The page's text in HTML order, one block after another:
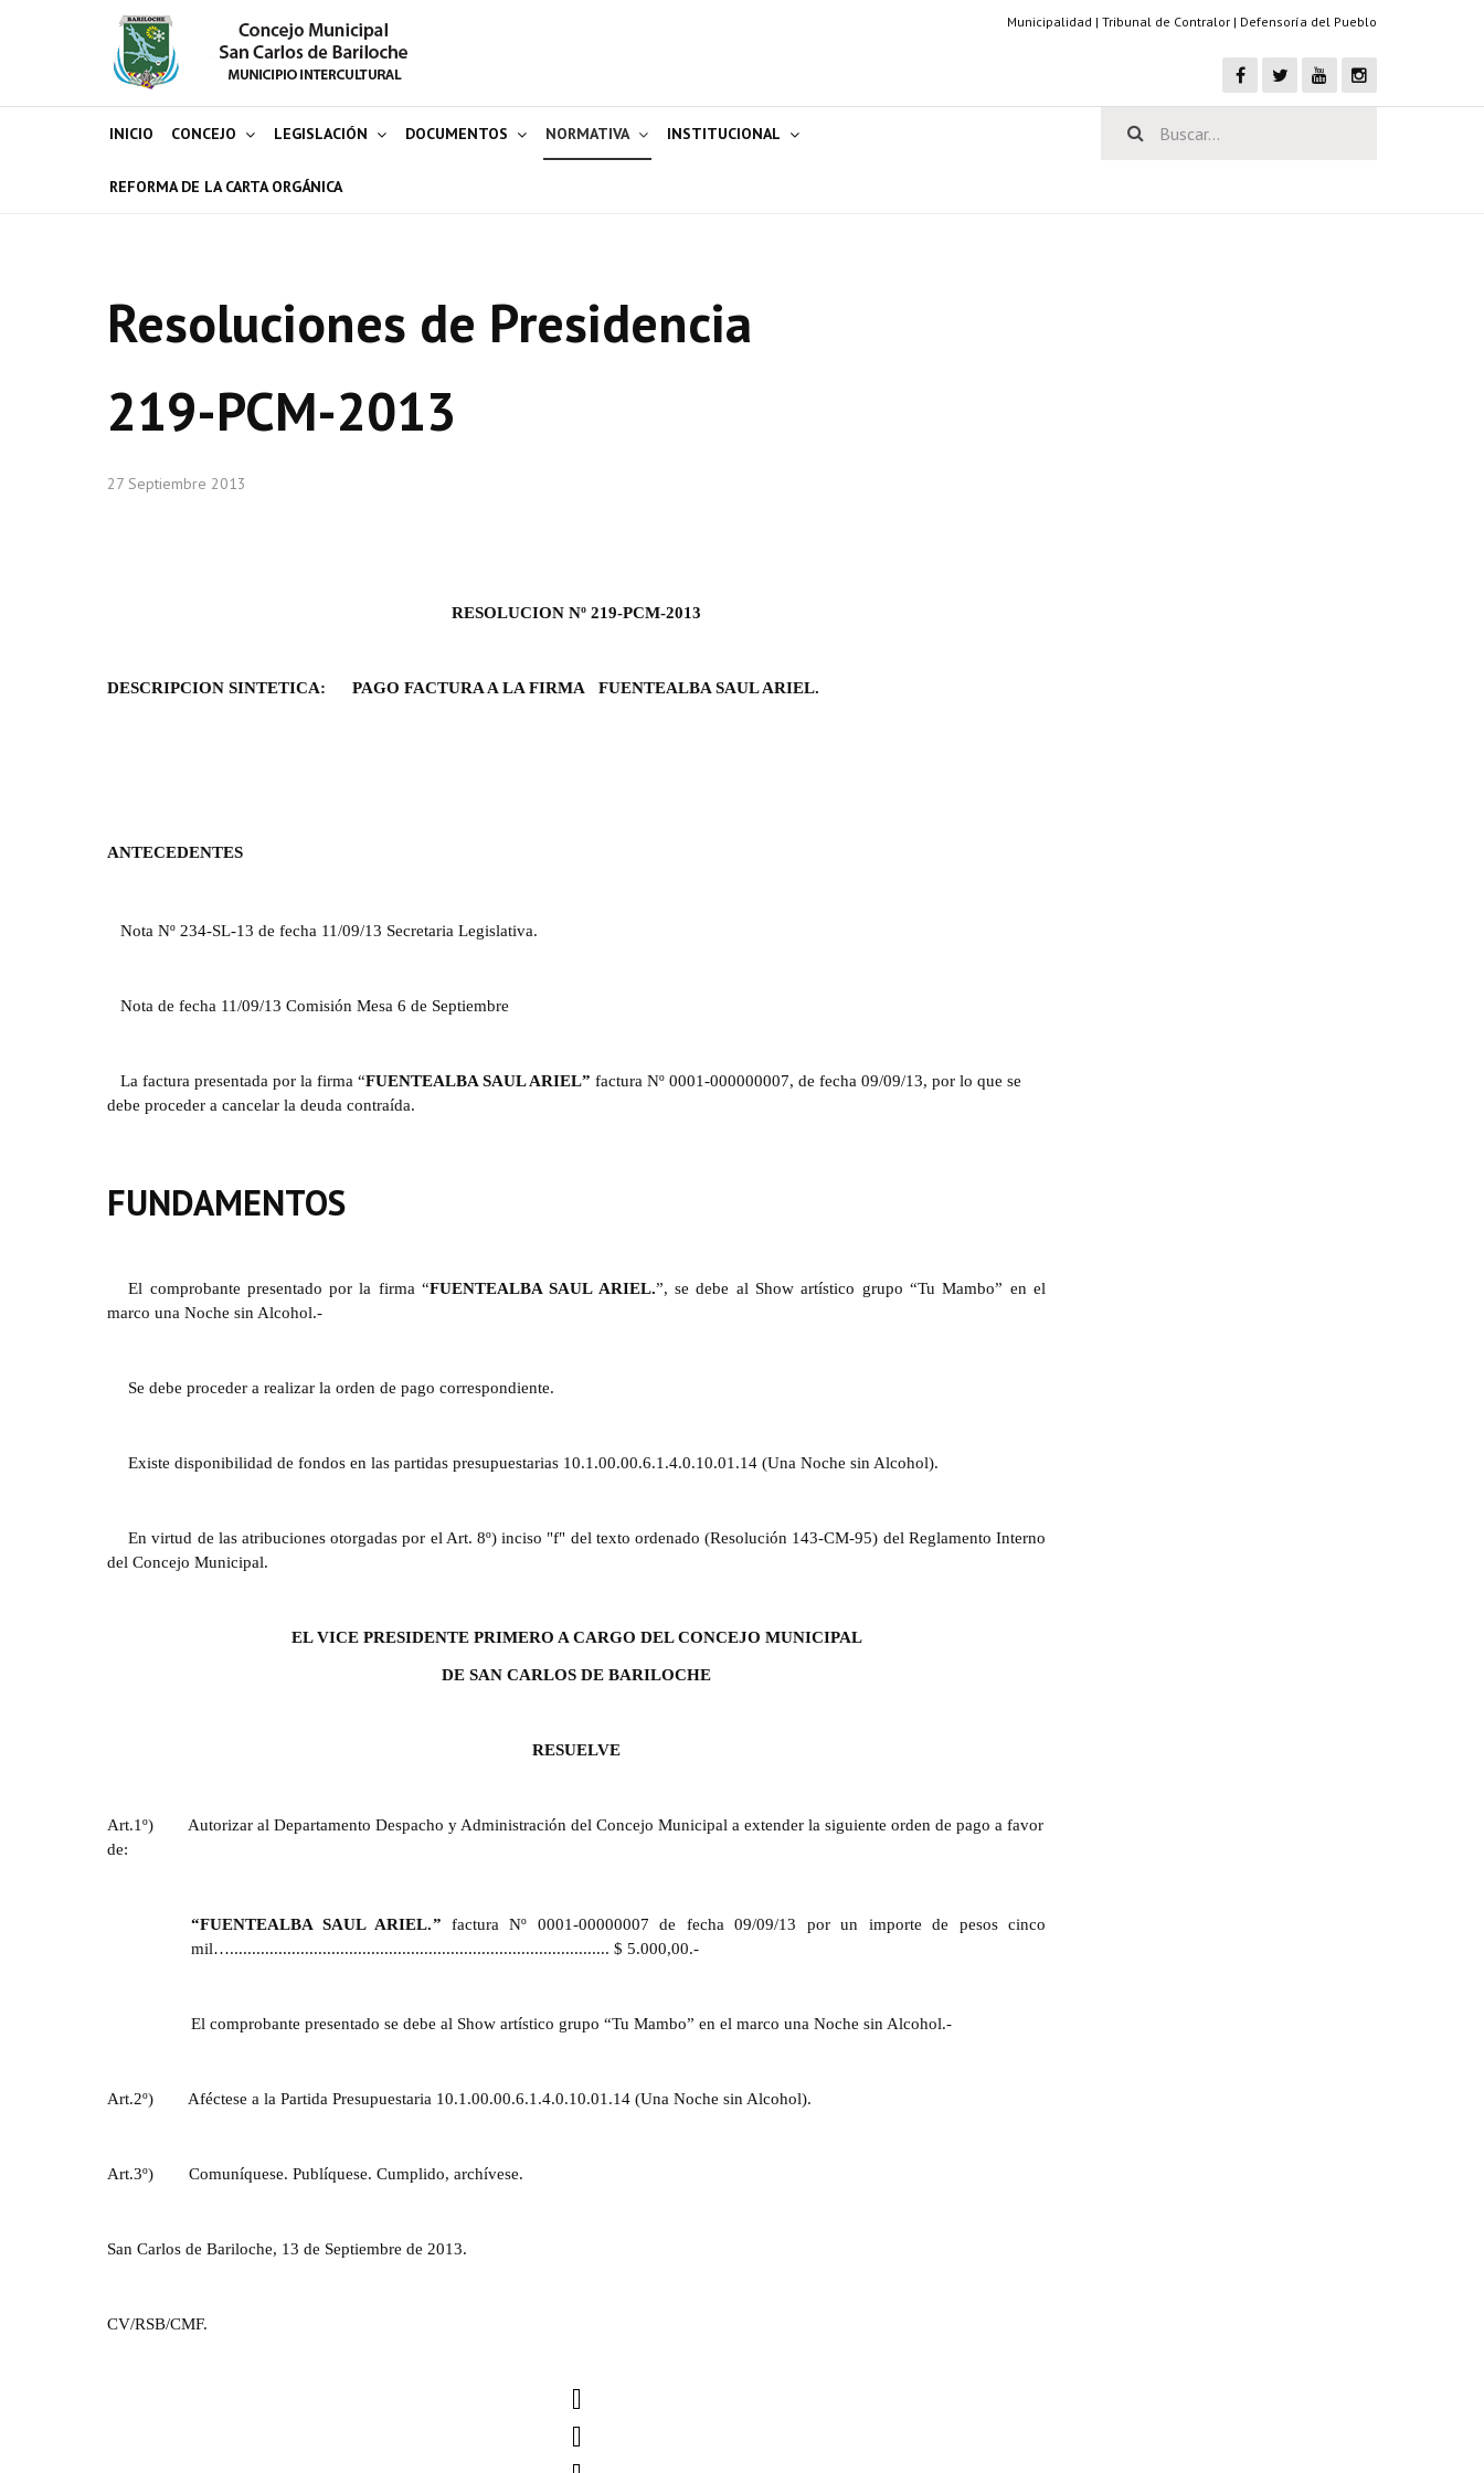
Municipalidad | Tribunal de Contralor | Defensoría del Pueblo
INICIO CONCEJO LEGISLACIÓN DOCUMENTOS NORMATIVA INSTITUCIONAL
REFORMA DE LA CARTA ORGÁNICA
Resoluciones de Presidencia
219-PCM-2013
27 Septiembre 2013
RESOLUCION Nº 219-PCM-2013
DESCRIPCION SINTETICA: PAGO FACTURA A LA FIRMA FUENTEALBA SAUL ARIEL.
ANTECEDENTES
Nota Nº 234-SL-13 de fecha 11/09/13 Secretaria Legislativa.
Nota de fecha 11/09/13 Comisión Mesa 6 de Septiembre
La factura presentada por la firma “FUENTEALBA SAUL ARIEL” factura Nº 0001-000000007, de fecha 09/09/13, por lo que se
debe proceder a cancelar la deuda contraída.
FUNDAMENTOS
El comprobante presentado por la firma “FUENTEALBA SAUL ARIEL.”, se debe al Show artístico grupo “Tu Mambo” en el
marco una Noche sin Alcohol.-
Se debe proceder a realizar la orden de pago correspondiente.
Existe disponibilidad de fondos en las partidas presupuestarias 10.1.00.00.6.1.4.0.10.01.14 (Una Noche sin Alcohol).
En virtud de las atribuciones otorgadas por el Art. 8º) inciso "f" del texto ordenado (Resolución 143-CM-95) del Reglamento Interno
del Concejo Municipal.
EL VICE PRESIDENTE PRIMERO A CARGO DEL CONCEJO MUNICIPAL
DE SAN CARLOS DE BARILOCHE
RESUELVE
Art.1º)
Autorizar al Departamento Despacho y Administración del Concejo Municipal a extender la siguiente orden de pago a favor
de:
“FUENTEALBA SAUL ARIEL.” factura Nº 0001-00000007 de fecha 09/09/13 porun importe de pesos cinco
mil…...................................................................................... $ 5.000,00.-
El comprobante presentado se debe al Show artístico grupo “Tu Mambo” en el marco una Noche sin Alcohol.-
Art.2º) Aféctese a la Partida Presupuestaria 10.1.00.00.6.1.4.0.10.01.14 (Una Noche sin Alcohol).
Art.3º) Comuníquese. Publíquese. Cumplido, archívese.
San Carlos de Bariloche, 13 de Septiembre de 2013.
CV/RSB/CMF.